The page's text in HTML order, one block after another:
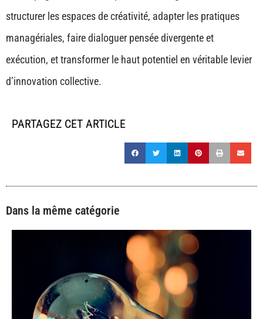
structurer les espaces de créativité, adapter les pratiques
managériales, faire dialoguer pensée divergente et
exécution, et transformer le haut potentiel en véritable levier
d’innovation collective.
PARTAGEZ CET ARTICLE
Dans la même catégorie